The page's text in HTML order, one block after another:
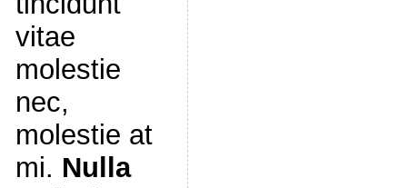
vitae
molestie
nec,
molestie at
mi. Nulla